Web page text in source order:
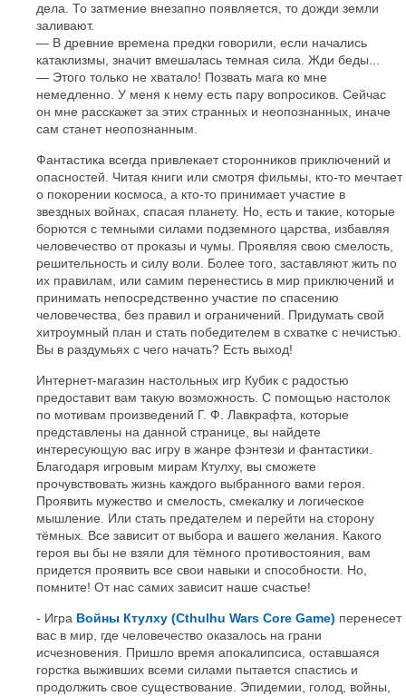
дела. То затмение внезапно появляется, то дожди земли
заливают.
— В древние времена предки говорили, если начались
катаклизмы, значит вмешалась темная сила. Жди беды...
— Этого только не хватало! Позвать мага ко мне
немедленно. У меня к нему есть пару вопросиков. Сейчас
он мне расскажет за этих странных и неопознанных, иначе
сам станет неопознанным.
Фантастика всегда привлекает сторонников приключений и
опасностей. Читая книги или смотря фильмы, кто-то мечтает
о покорении космоса, а кто-то принимает участие в
звездных войнах, спасая планету. Но, есть и такие, которые
борются с темными силами подземного царства, избавляя
человечество от проказы и чумы. Проявляя свою смелость,
решительность и силу воли. Более того, заставляют жить по
их правилам, или самим перенестись в мир приключений и
принимать непосредственно участие по спасению
человечества, без правил и ограничений. Придумать свой
хитроумный план и стать победителем в схватке с нечистью.
Вы в раздумьях с чего начать? Есть выход!
Интернет-магазин настольных игр Кубик с радостью
предоставит вам такую возможность. С помощью настолок
по мотивам произведений Г. Ф. Лавкрафта, которые
представлены на данной странице, вы найдете
интересующую вас игру в жанре фэнтези и фантастики.
Благодаря игровым мирам Ктулху, вы сможете
прочувствовать жизнь каждого выбранного вами героя.
Проявить мужество и смелость, смекалку и логическое
мышление. Или стать предателем и перейти на сторону
тёмных. Все зависит от выбора и вашего желания. Какого
героя вы бы не взяли для тёмного противостояния, вам
придется проявить все свои навыки и способности. Но,
помните! От нас самих зависит наше счастье!
Игра Войны Ктулху (Cthulhu Wars Core Game) перенесет
вас в мир, где человечество оказалось на грани
исчезновения. Пришло время апокалипсиса, оставшаяся
горстка выживших всеми силами пытается спастись и
продолжить свое существование. Эпидемии, голод, войны,